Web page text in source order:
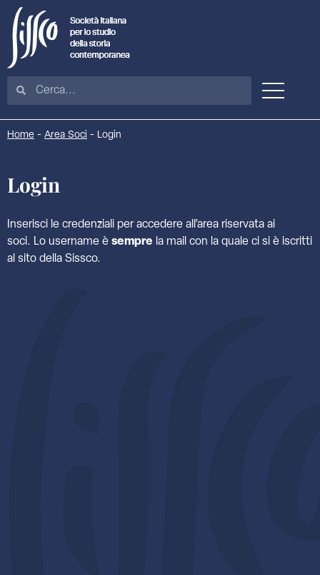
Home - Area Soci - Login
Login
Inserisci le credenziali per accedere all’area riservata ai
soci. Lo username è sempre la mail con la quale ci si è iscritti
al sito della Sissco.